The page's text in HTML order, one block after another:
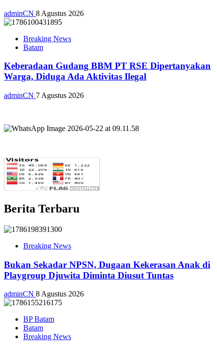
adminCN 8 Agustus 2026
Breaking News
Batam
Keberadaan Gudang BBM PT RSE Dipertanyakan
Warga, Diduga Ada Aktivitas Ilegal
adminCN 7 Agustus 2026
Berita Terbaru
Breaking News
Bukan Sekadar NPSN, Dugaan Kekerasan Anak di
Playgroup Djuwita Diminta Diusut Tuntas
adminCN 8 Agustus 2026
BP Batam
Batam
Breaking News